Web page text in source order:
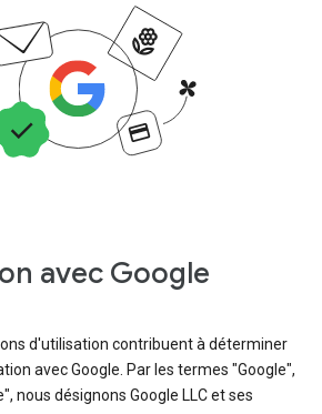
avec Google
d'utilisation contribuent à déterminer
avec Google. Par les termes "Google",
nous désignons Google LLC et ses